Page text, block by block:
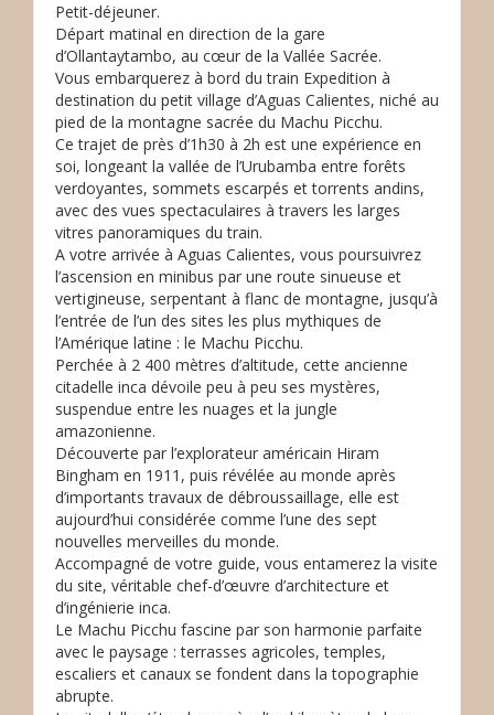
Petit-déjeuner.
Départ matinal en direction de la gare
d’Ollantaytambo, au cœur de la Vallée Sacrée.
Vous embarquerez à bord du train Expedition à
destination du petit village d’Aguas Calientes, niché au
pied de la montagne sacrée du Machu Picchu.
Ce trajet de près d’1h30 à 2h est une expérience en
soi, longeant la vallée de l’Urubamba entre forêts
verdoyantes, sommets escarpés et torrents andins,
avec des vues spectaculaires à travers les larges
vitres panoramiques du train.
A votre arrivée à Aguas Calientes, vous poursuivrez
l’ascension en minibus par une route sinueuse et
vertigineuse, serpentant à flanc de montagne, jusqu’à
l’entrée de l’un des sites les plus mythiques de
l’Amérique latine : le Machu Picchu.
Perchée à 2 400 mètres d’altitude, cette ancienne
citadelle inca dévoile peu à peu ses mystères,
suspendue entre les nuages et la jungle
amazonienne.
Découverte par l’explorateur américain Hiram
Bingham en 1911, puis révélée au monde après
d’importants travaux de débroussaillage, elle est
aujourd’hui considérée comme l’une des sept
nouvelles merveilles du monde.
Accompagné de votre guide, vous entamerez la visite
du site, véritable chef-d’œuvre d’architecture et
d’ingénierie inca.
Le Machu Picchu fascine par son harmonie parfaite
avec le paysage : terrasses agricoles, temples,
escaliers et canaux se fondent dans la topographie
abrupte.